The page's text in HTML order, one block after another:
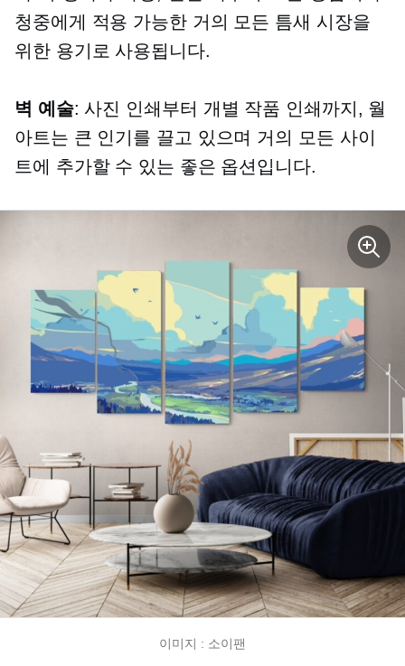
청중에게 적용 가능한 거의 모든 틈새 시장을
위한 용기로 사용됩니다.
벽 예술: 사진 인쇄부터 개별 작품 인쇄까지, 월
아트는 큰 인기를 끌고 있으며 거의 ​​모든 사이
트에 추가할 수 있는 좋은 옵션입니다.
이미지 : 소이팬